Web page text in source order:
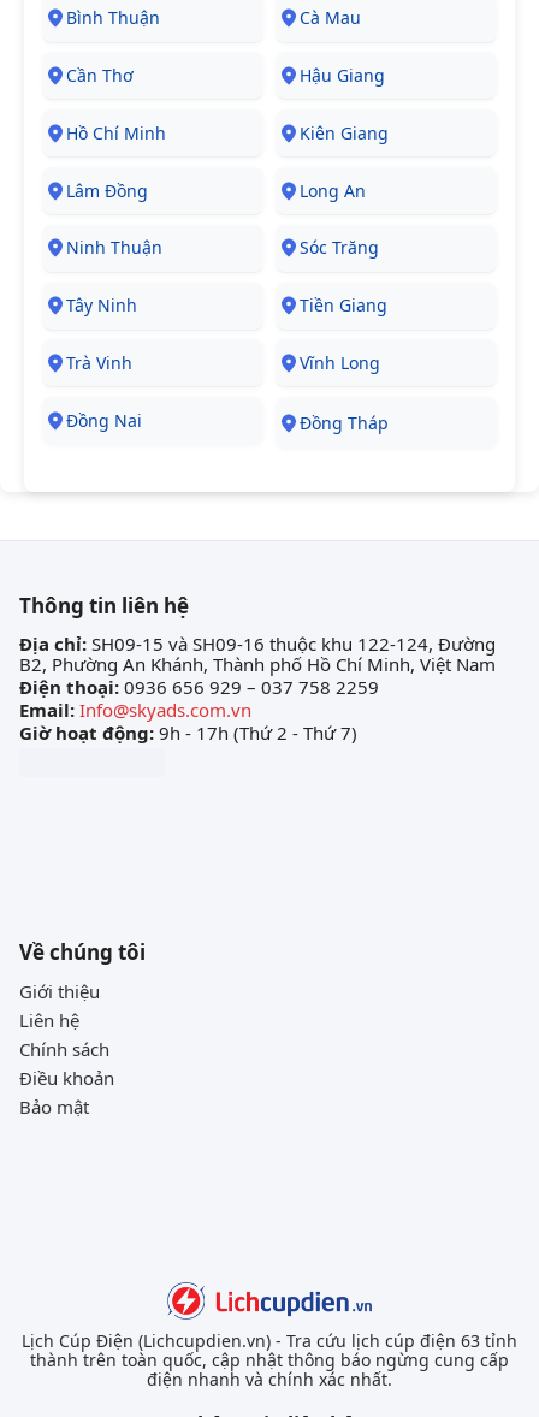
Bình Thuận Cà Mau
Cần Thơ Hậu Giang
Hồ Chí Minh Kiên Giang
Lâm Đồng Long An
Ninh Thuận Sóc Trăng
Tây Ninh Tiền Giang
Trà Vinh Vĩnh Long
Đồng Nai Đồng Tháp
Thông tin liên hệ
Địa chỉ: SH09-15 và SH09-16 thuộc khu 122-124, Đường
B2, Phường An Khánh, Thành phố Hồ Chí Minh, Việt Nam
Điện thoại: 0936 656 929 – 037 758 2259
Email: Info@skyads.com.vn
Giờ hoạt động: 9h - 17h (Thứ 2 - Thứ 7)
Về chúng tôi
Giới thiệu
Liên hệ
Chính sách
Điều khoản
Bảo mật
Lịch Cúp Điện (Lichcupdien.vn) - Tra cứu lịch cúp điện 63 tỉnh
thành trên toàn quốc, cập nhật thông báo ngừng cung cấp
điện nhanh và chính xác nhất.